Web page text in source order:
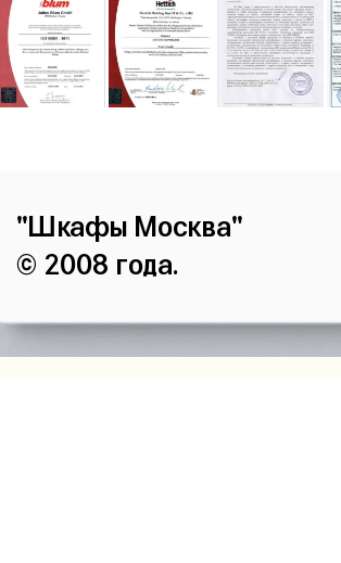
"Шкафы Москва"
© 2008 года.